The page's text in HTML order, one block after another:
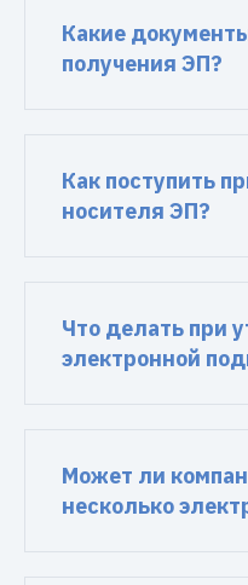
Какие
получения ЭП?
Как поступить
носителя ЭП?
Что делать при
электронной
Может ли
несколько